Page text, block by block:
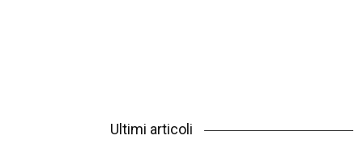
Ultimi articoli